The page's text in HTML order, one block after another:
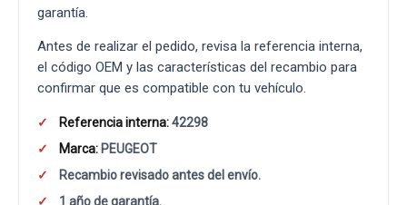
garantía.
Antes de realizar el pedido, revisa la referencia interna,
el código OEM y las características del recambio para
confirmar que es compatible con tu vehículo.
Referencia interna:42298
Marca: PEUGEOT
Recambio revisado antes del envío.
1 año de garantía.